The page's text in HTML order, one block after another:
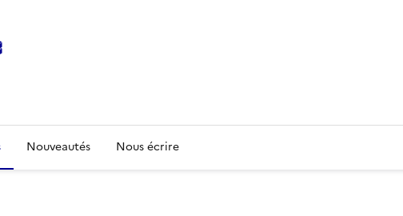
Nouveautés Nous écrire